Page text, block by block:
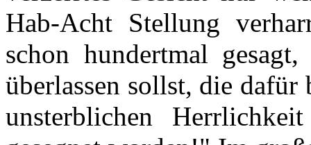
Hab-Acht Stellung
schon hundertmal
überlassen sollst, die
unsterblichen